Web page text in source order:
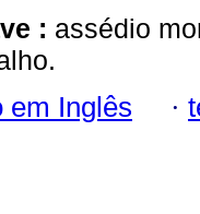
: assédio
em Inglês ·